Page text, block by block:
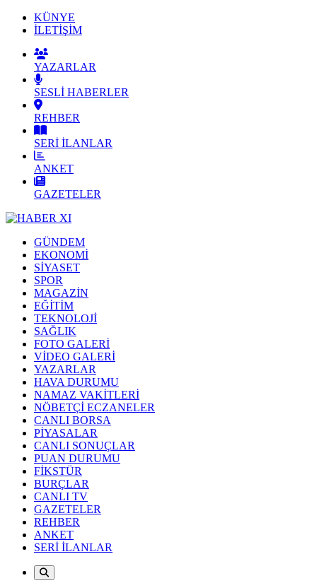
KÜNYE
İLETİŞİM
YAZARLAR
SESLİ HABERLER
REHBER
SERİ İLANLAR
ANKET
GAZETELER
GÜNDEM
EKONOMİ
SİYASET
SPOR
MAGAZİN
EĞİTİM
TEKNOLOJİ
SAĞLIK
FOTO GALERİ
VİDEO GALERİ
YAZARLAR
HAVA DURUMU
NAMAZ VAKİTLERİ
NÖBETÇİ ECZANELER
CANLI BORSA
PİYASALAR
CANLI SONUÇLAR
PUAN DURUMU
FİKSTÜR
BURÇLAR
CANLI TV
GAZETELER
REHBER
ANKET
SERİ İLANLAR